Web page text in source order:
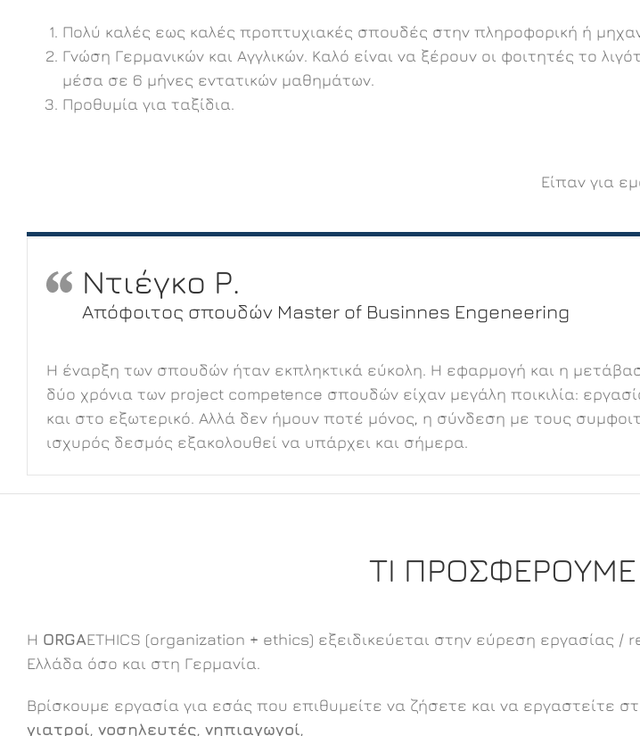
Πολύ καλές εως καλές προπτυχιακές σπουδές στην πληροφορική ή
Γνώση Γερμανικών και Αγγλικών. Καλό είναι να ξέρουν οι φοιτητές το
μέσα σε 6 μήνες εντατικών μαθημάτων.
Προθυμία για ταξίδια.
Είπαν για
Ντιέγκο Ρ.
Απόφοιτος σπουδών Master of Businnes Engeneering
Η έναρξη των σπουδών ήταν εκπληκτικά εύκολη. Η εφαρμογή και η
δύο χρόνια των project competence σπουδών είχαν μεγάλη ποικιλία:
και στο εξωτερικό. Αλλά δεν ήμουν ποτέ μόνος, η σύνδεση με τους
ισχυρός δεσμός εξακολουθεί να υπάρχει και σήμερα.
ΤΙ ΠΡΟΣΦΕΡΟΥΜΕ
Η ORGAETHICS (organization + ethics) εξειδικεύεται στην εύρεση εργασίας
Ελλάδα όσο και στη Γερμανία.
Βρίσκουμε εργασία για εσάς που επιθυμείτε να ζήσετε και να εργαστείτε
γιατροί, νοσηλευτές, νηπιαγωγοί,